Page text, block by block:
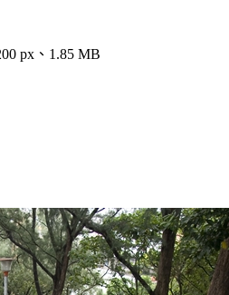
px、1.85 MB